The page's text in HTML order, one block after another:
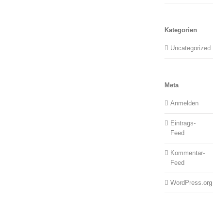
Kategorien
Uncategorized
Meta
Anmelden
Eintrags-
Feed
Kommentar-
Feed
WordPress.org